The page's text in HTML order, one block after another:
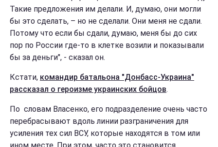
Такие предложения им делали. И, думаю, они могли
бы это сделать, – но не сделали. Они меня не сдали.
Потому что если бы сдали, думаю, меня бы до сих
пор по России где-то в клетке возили и показывали
бы за деньги", - сказал он.
Кстати, командир батальона "Донбасс-Украина"
рассказал о героизме украинских бойцов.
По словам Власенко, его подразделение очень часто
перебрасывают вдоль линии разграничения для
усиления тех сил ВСУ, которые находятся в том или